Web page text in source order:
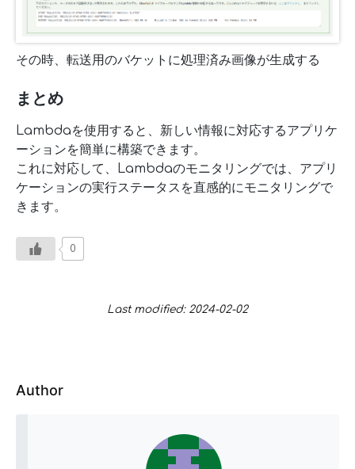
その時、転送用のバケットに処理済み画像が生成する
まとめ
Lambdaを使用すると、新しい情報に対応するアプリケ
ーションを簡単に構築できます。
これに対応して、Lambdaのモニタリングでは、アプリ
ケーションの実行ステータスを直感的にモニタリングで
きます。
0
Last modified: 2024-02-02
Author